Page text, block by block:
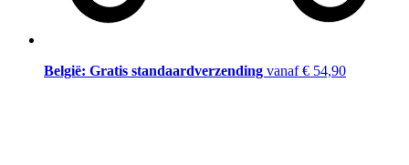
België: Gratis standaardverzending vanaf € 54,90